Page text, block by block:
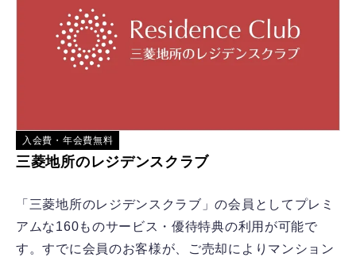
入会費・年会費無料
三菱地所のレジデンスクラブ
「三菱地所のレジデンスクラブ」の会員としてプレミ
アムな160ものサービス・優待特典の利用が可能で
す。すでに会員のお客様が、ご売却によりマンション